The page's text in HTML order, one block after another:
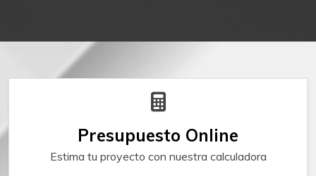
Presupuesto Online
Estima tu proyecto con nuestra calculadora